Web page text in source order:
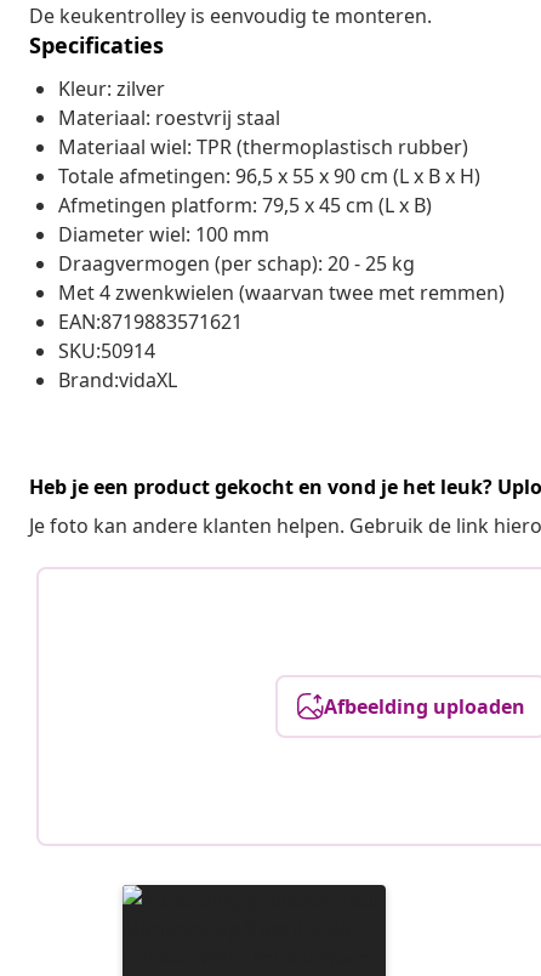
De keukentrolley is eenvoudig te monteren.
Specificaties
Kleur: zilver
Materiaal: roestvrij staal
Materiaal wiel: TPR (thermoplastisch rubber)
Totale afmetingen: 96,5 x 55 x 90 cm (L x B x H)
Afmetingen platform: 79,5 x 45 cm (L x B)
Diameter wiel: 100 mm
Draagvermogen (per schap): 20 - 25 kg
Met 4 zwenkwielen (waarvan twee met remmen)
EAN:8719883571621
SKU:50914
Brand:vidaXL
Heb je een product gekocht en vond je het leuk?
Je foto kan andere klanten helpen. Gebruik de link
Afbeelding uploaden